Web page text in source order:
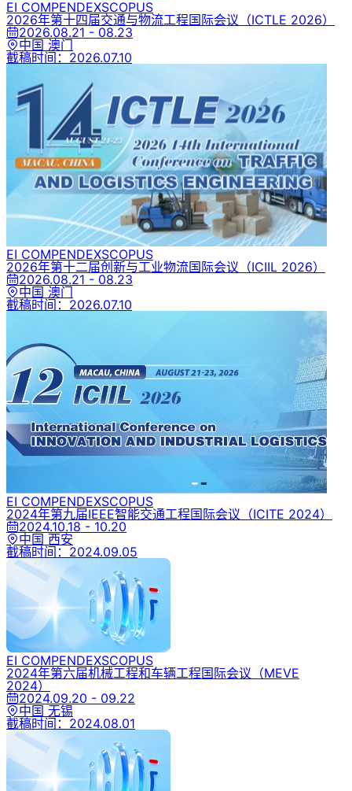
EI COMPENDEXSCOPUS
2026年第十四届交通与物流工程国际会议 （ICTLE 2026）
2026.08.21 - 08.23
中国 澳门
截稿时间： 2026.07.10
EI COMPENDEXSCOPUS
2026年第十二届创新与工业物流国际会议 （ICIIL 2026）
2026.08.21 - 08.23
中国 澳门
截稿时间： 2026.07.10
EI COMPENDEXSCOPUS
2024年第九届IEEE智能交通工程国际会议 （ICITE 2024）
2024.10.18 - 10.20
中国 西安
截稿时间： 2024.09.05
EI COMPENDEXSCOPUS
2024年第六届机械工程和车辆工程国际会议 （MEVE
2024）
2024.09.20 - 09.22
中国 无锡
截稿时间： 2024.08.01